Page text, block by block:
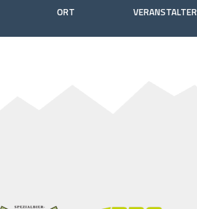
ORT VERANSTALTER